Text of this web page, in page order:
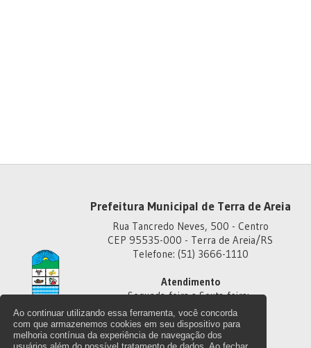
Ao continuar utilizando essa ferramenta, você concorda
com que armazenemos cookies em seu dispositivo para
melhoria contínua da experiência de navegação dos
Prefeitura Municipal de Terra de Areia
Rua Tancredo Neves, 500 - Centro
CEP 95535-000 - Terra de Areia/RS
Telefone: (51) 3666-1110
Atendimento
Segunda-feira a Sexta-feira:
Das 8h às 11h30
Das 13h30 às 18h